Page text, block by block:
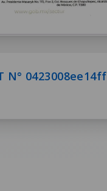
N° 0423008ee14ff